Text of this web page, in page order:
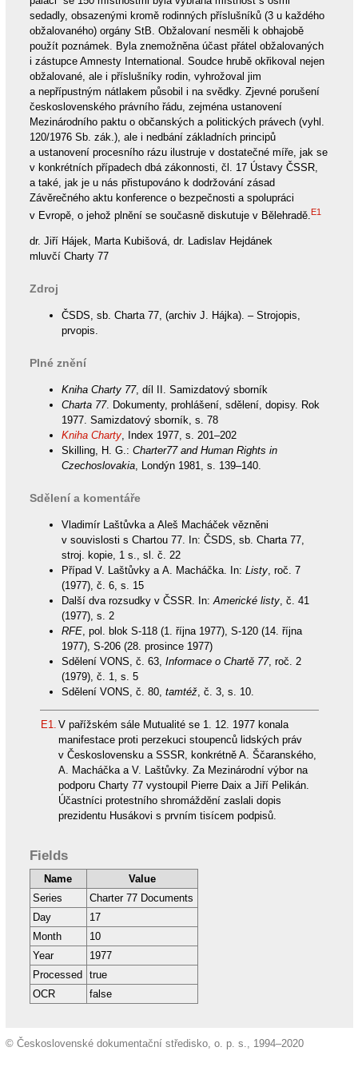
sedadly, obsazenými kromě rodinných příslušníků (3 u každého
obžalovaného) orgány StB. Obžalovaní nesměli k obhajobě
použít poznámek. Byla znemožněna účast přátel obžalovaných
i zástupce Amnesty International. Soudce hrubě okřikoval nejen
obžalované, ale i příslušníky rodin, vyhrožoval jim
a nepřípustným nátlakem působil i na svědky. Zjevné porušení
československého právního řádu, zejména ustanovení
Mezinárodního paktu o občanských a politických právech (vyhl.
120/1976 Sb. zák.), ale i nedbání základních principů
a ustanovení procesního rázu ilustruje v dostatečné míře, jak se
v konkrétních případech dbá zákonnosti, čl. 17 Ústavy ČSSR,
a také, jak je u nás přistupováno k dodržování zásad
Závěrečného aktu konference o bezpečnosti a spolupráci
v Evropě, o jehož plnění se současně diskutuje v Bělehradě.E1
dr. Jiří Hájek, Marta Kubišová, dr. Ladislav Hejdánek
mluvčí Charty 77
Zdroj
ČSDS, sb. Charta 77, (archiv J. Hájka). – Strojopis,
prvopis.
Plné znění
Kniha Charty 77, díl II. Samizdatový sborník
Charta 77. Dokumenty, prohlášení, sdělení, dopisy. Rok
1977. Samizdatový sborník, s. 78
Kniha Charty, Index 1977, s. 201–202
Skilling, H. G.: Charter77 and Human Rights in
Czechoslovakia, Londýn 1981, s. 139–140.
Sdělení a komentáře
Vladimír Laštůvka a Aleš Macháček vězněni
v souvislosti s Chartou 77. In: ČSDS, sb. Charta 77,
stroj. kopie, 1 s., sl. č. 22
Případ V. Laštůvky a A. Macháčka. In: Listy, roč. 7
(1977), č. 6, s. 15
Další dva rozsudky v ČSSR. In:Americké listy, č. 41
(1977), s. 2
RFE, pol. blok S-118 (1. října 1977), S-120 (14. října
1977), S-206 (28. prosince 1977)
Sdělení VONS, č. 63, Informace o Chartě 77, roč. 2
(1979), č. 1, s. 5
Sdělení VONS, č. 80, tamtéž, č. 3, s. 10.
E1. V pařížském sále Mutualité se 1. 12. 1977 konala
manifestace proti perzekuci stoupenců lidských práv
v Československu a SSSR, konkrétně A. Ščaranského,
A. Macháčka a V. Laštůvky. Za Mezinárodní výbor na
podporu Charty 77 vystoupil Pierre Daix a Jiří Pelikán.
Účastníci protestního shromáždění zaslali dopis
prezidentu Husákovi s prvním tisícem podpisů.
Fields
Name
Value
Series
Charter 77 Documents
Day
17
Month
10
Year
1977
Processed
true
OCR
false
© Československé dokumentační středisko, o. p. s., 1994–2020